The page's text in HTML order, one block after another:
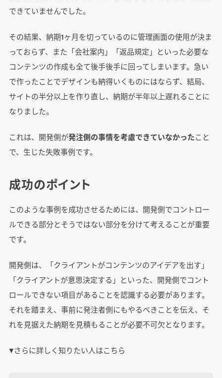
できていませんでした。
その結果、納期1ヶ月を切っているのに管理画面の使用が決ま
っておらず、また「会社案内」「返品規定」といった必要な
コンテンツの作成も全て後手後手に回ってしまいます。急い
で作ったことでデザインも納得いくものにはならず、結局、
サイトの半分以上を作り直し、納期が半年以上遅れることに
なりました。
これは、開発側が発注側の事情を考慮できていなかったこと
で、生じた失敗事例です。
成功のポイント
このような事例を成功させるためには、開発側でコントロー
ルできる部分とそうではない部分を分けて考えることが重要
です。
開発側は、「クライアントがコンテンツのアイデアを出す」
「クライアントが意思決定する」といった、開発側でコント
ロールできない項目があることを認識する必要があります。
それを踏まえ、事前に発注者側にもやるべきことを伝え、そ
れを見据えた納期を見積もることが必要不可欠となります。
▼さらに詳しく知りたい人はこちら